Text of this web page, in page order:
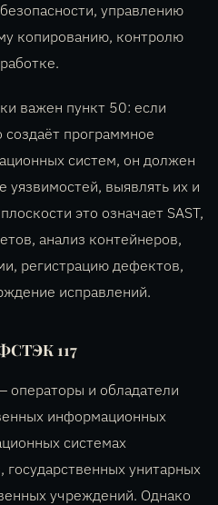
управлению
копированию, контролю
важен пункт 50: если
создаёт программное
систем, он должен
уязвимостей, выявлять их и
это означает SAST,
анализ контейнеров,
регистрацию дефектов,
исправлений.
117
операторы и обладатели
информационных
системах
государственных унитарных
учреждений. Однако